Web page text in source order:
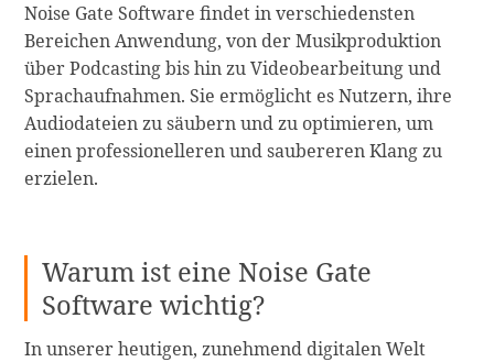
Noise Gate Software findet in verschiedensten
Bereichen Anwendung, von der Musikproduktion
über Podcasting bis hin zu Videobearbeitung und
Sprachaufnahmen. Sie ermöglicht es Nutzern, ihre
Audiodateien zu säubern und zu optimieren, um
einen professionelleren und saubereren Klang zu
erzielen.
Warum ist eine Noise Gate
Software wichtig?
In unserer heutigen, zunehmend digitalen Welt